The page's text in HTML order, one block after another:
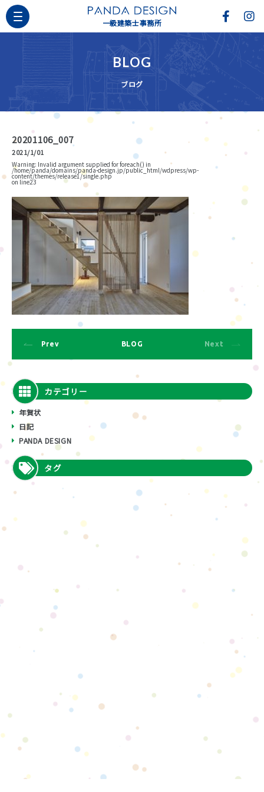
一級建築士事務所
BLOG
ブログ
20201106_007
2021/1/01
Warning: Invalid argument supplied for foreach() in
/home/panda/domains/panda-design.jp/public_html/wdpress/wp-
content/themes/release1/single.php
on line23
Prev BLOG Next
カテゴリー
年賀状
日記
PANDA DESIGN
タグ